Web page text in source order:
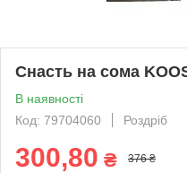
Снасть на сома
В наявності
Код: 79704060
Роздріб
300,80 ₴ 376 ₴